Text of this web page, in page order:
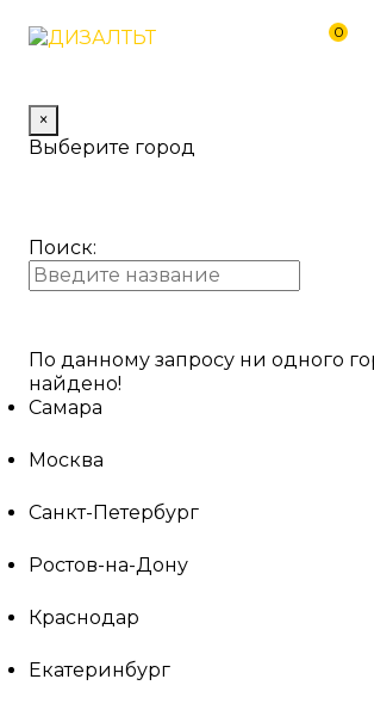
0
×
Выберите город
Поиск:
По данному запросу ни одного
найдено!
Самара
Москва
Санкт-Петербург
Ростов-на-Дону
Краснодар
Екатеринбург